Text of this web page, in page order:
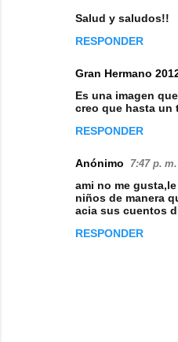
Salud y saludos!!
RESPONDER
Gran Hermano
Es una imagen
creo que hasta un
RESPONDER
Anónimo 7:47 p. m.
ami no me
niños de manera
acia sus cuentos
RESPONDER